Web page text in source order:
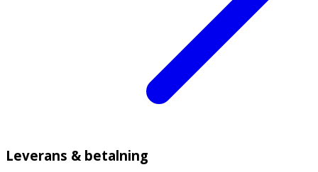
Leverans & betalning